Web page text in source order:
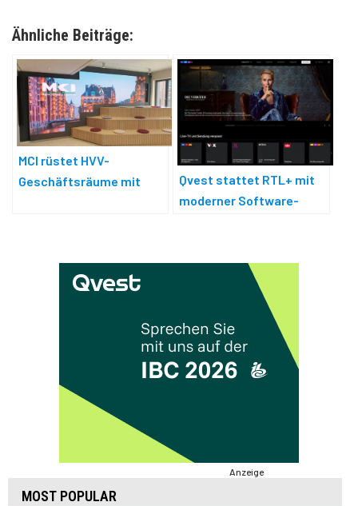
Ähnliche Beiträge:
MCI rüstet HVV-
Geschäftsräume mit
Qvest stattet RTL+ mit
moderner Software-
Anzeige
MOST POPULAR